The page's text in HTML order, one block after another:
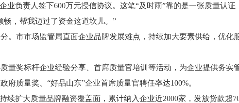
业负责人签下600万元授信协议。这笔“及时雨”靠的是一张质量认
畅，帮我迈过了资金这道坎儿。”
。市市场监管局直面企业品牌发展难点，持续加大要素供给，优化
量奖标杆企业经验分享、首席质量官培训等活动，为企业提供务实
府质量奖、“好品山东”企业首席质量官聘任率达100%。
续扩大质量品牌融资覆盖面，累计纳入企业近2000家，发放贷款超